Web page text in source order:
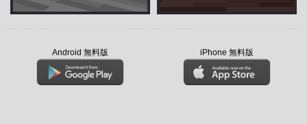
Android 無料版 iPhone 無料版